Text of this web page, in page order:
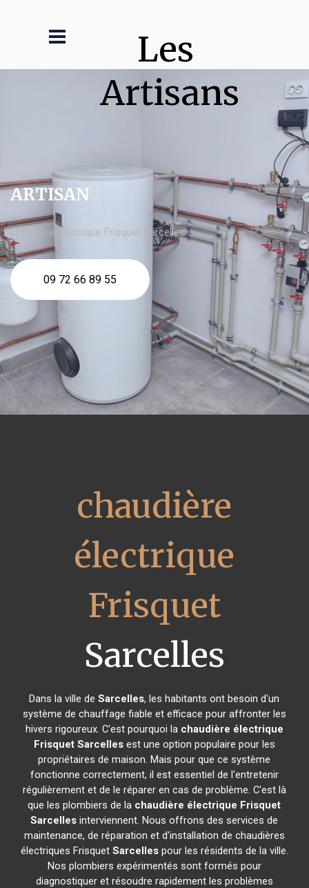
Les
Artisans
ARTISAN
chaudière électrique Frisquet Sarcelles
09 72 66 89 55
chaudière
électrique
Frisquet
Sarcelles
Dans la ville deSarcelles, les habitants ont besoin d'un
système de chauffage fiable et efficace pour affronter les
hivers rigoureux. C'est pourquoi la chaudière électrique
Frisquet Sarcellesest une option populaire pour les
propriétaires de maison. Mais pour que ce système
fonctionne correctement, il est essentiel de l'entretenir
régulièrement et de le réparer en cas de problème. C'est là
que les plombiers de la chaudière électrique Frisquet
Sarcelles interviennent. Nous offrons des services de
maintenance, de réparation et d'installation de chaudières
électriques Frisquet Sarcellespour les résidents de la ville.
Nos plombiers expérimentés sont formés pour
diagnostiquer et résoudre rapidement les problèmes